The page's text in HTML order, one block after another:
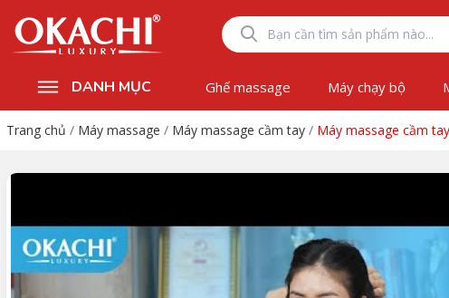
DANH MỤC Ghế massage Máy chạy bộ
Trang chủ / Máy massage / Máy massage cầm tay / Máy massage cầm